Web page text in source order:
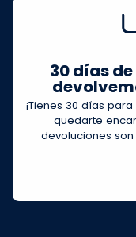
30 días
¡Tienes 30 días
quedarte
devoluciones